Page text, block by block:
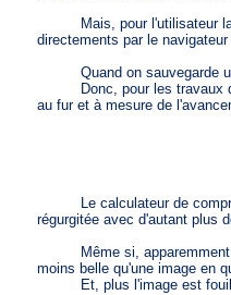
Mais, pour l'utilisateur
directements par le
Quand on sauvegarde un
Donc, pour les travaux de
au fur et à mesure de
Le calculateur de
régurgitée avec d'autant plus
Même si, apparemment
moins belle qu'une image en
Et, plus l'image est